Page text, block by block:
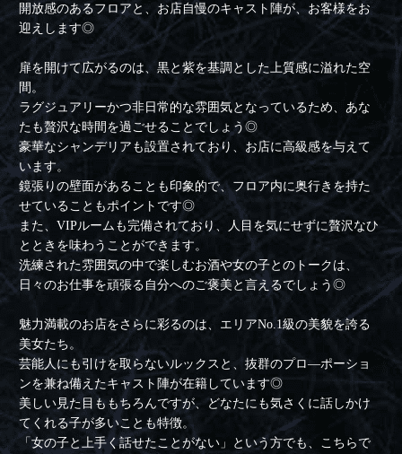
開放感のあるフロアと、お店自慢のキャスト陣が、お客様をお
迎えします◎
扉を開けて広がるのは、黒と紫を基調とした上質感に溢れた空
間。
ラグジュアリーかつ非日常的な雰囲気となっているため、あな
たも贅沢な時間を過ごせることでしょう◎
豪華なシャンデリアも設置されており、お店に高級感を与えて
います。
鏡張りの壁面があることも印象的で、フロア内に奥行きを持た
せていることもポイントです◎
また、VIPルームも完備されており、人目を気にせずに贅沢なひ
とときを味わうことができます。
洗練された雰囲気の中で楽しむお酒や女の子とのトークは、
日々のお仕事を頑張る自分へのご褒美と言えるでしょう◎
魅力満載のお店をさらに彩るのは、エリアNo.1級の美貌を誇る
美女たち。
芸能人にも引けを取らないルックスと、抜群のプロ―ポーショ
ンを兼ね備えたキャスト陣が在籍しています◎
美しい見た目ももちろんですが、どなたにも気さくに話しかけ
てくれる子が多いことも特徴。
「女の子と上手く話せたことがない」という方でも、こちらで